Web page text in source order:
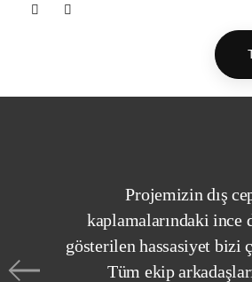
Projemizin dış
kaplamalarındaki ince
gösterilen hassasiyet bizi
Tüm ekip